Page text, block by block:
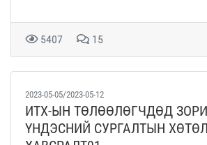
5407 15
2023-05-05/2023-05-12
ИТХ-ЫН ТӨЛӨӨЛӨГЧДӨД
ҮНДЭСНИЙ СУРГАЛТЫН